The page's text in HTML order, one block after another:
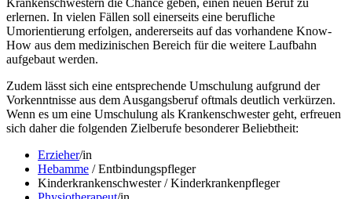
erlernen. In vielen Fällen soll einerseits eine berufliche
Umorientierung erfolgen, andererseits auf das vorhandene Know-
How aus dem medizinischen Bereich für die weitere Laufbahn
aufgebaut werden.
Zudem lässt sich eine entsprechende Umschulung aufgrund der
Vorkenntnisse aus dem Ausgangsberuf oftmals deutlich verkürzen.
Wenn es um eine Umschulung als Krankenschwester geht, erfreuen
sich daher die folgenden Zielberufe besonderer Beliebtheit:
Erzieher/in
Hebamme / Entbindungspfleger
Kinderkrankenschwester / Kinderkrankenpfleger